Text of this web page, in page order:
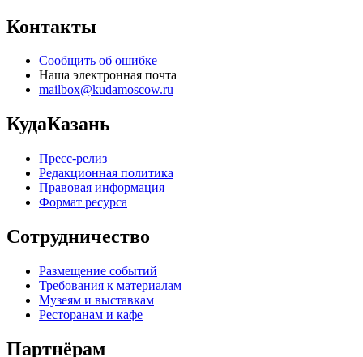
Контакты
Сообщить об ошибке
Наша электронная почта
mailbox@kudamoscow.ru
КудаКазань
Пресс-релиз
Редакционная политика
Правовая информация
Формат ресурса
Сотрудничество
Размещение событий
Требования к материалам
Музеям и выставкам
Ресторанам и кафе
Партнёрам